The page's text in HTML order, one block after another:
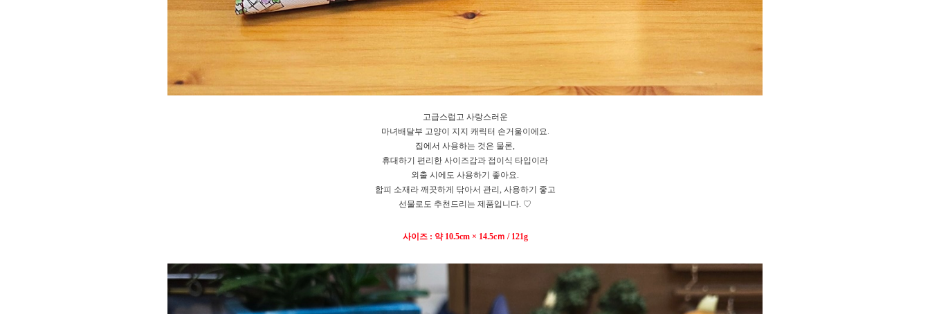
고급스럽고 사랑스러운
마녀배달부 고양이 지지 캐릭터 손거울이에요.
집에서 사용하는 것은 물론,
휴대하기 편리한 사이즈감과 접이식 타입이라
외출 시에도 사용하기 좋아요.
합피 소재라 깨끗하게 닦아서 관리, 사용하기 좋고
선물로도 추천드리는 제품입니다. ♡
사이즈 : 약 10.5cm × 14.5cｍ / 121g